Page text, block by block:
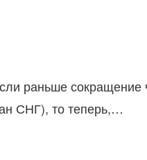
раньше сокращение
СНГ), то теперь,…